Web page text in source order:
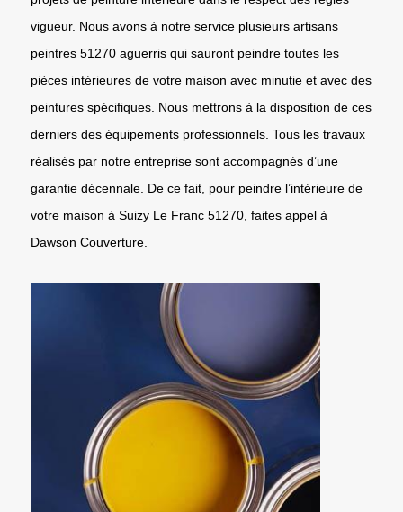
vigueur. Nous avons à notre service plusieurs artisans
peintres 51270 aguerris qui sauront peindre toutes les
pièces intérieures de votre maison avec minutie et avec des
peintures spécifiques. Nous mettrons à la disposition de ces
derniers des équipements professionnels. Tous les travaux
réalisés par notre entreprise sont accompagnés d’une
garantie décennale. De ce fait, pour peindre l’intérieure de
votre maison à Suizy Le Franc 51270, faites appel à
Dawson Couverture.